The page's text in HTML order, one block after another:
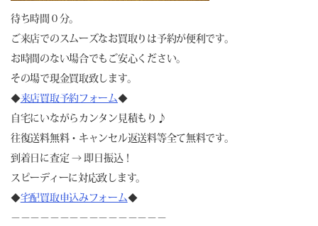
待ち時間０分。
ご来店でのスムーズなお買取りは予約が便利です。
お時間のない場合でもご安心ください。
その場で現金買取致します。
◆来店買取予約フォーム◆
自宅にいながらカンタン見積もり♪
往復送料無料・キャンセル返送料等全て無料です。
到着日に査定 → 即日振込！
スピーディーに対応致します。
◆宅配買取申込みフォーム◆
－－－－－－－－－－－－－－－－